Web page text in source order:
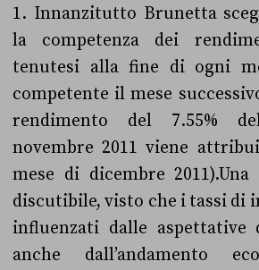
1. Innanzitutto Brunetta
la competenza dei
tenutesi alla fine di ogni
competente il mese
rendimento del 7.55%
novembre 2011 viene
mese di dicembre
discutibile, visto che i tassi di
influenzati dalle aspettative
anche dall’andamento